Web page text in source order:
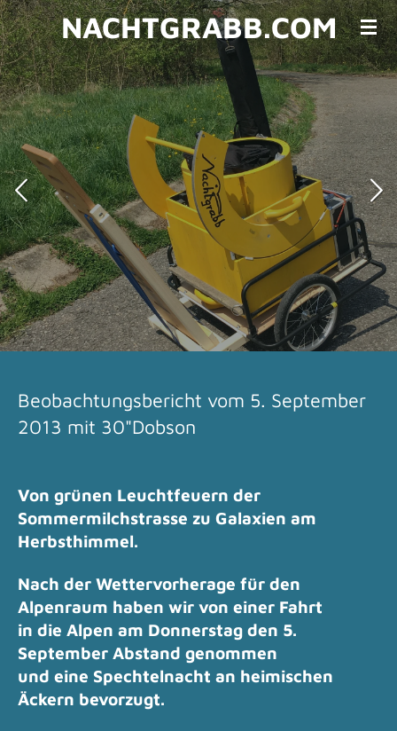
Zum
Hauptinhalt
springen
NACHTGRABB.COM
Beobachtungsbericht vom 5. September
2013 mit 30"Dobson
Von grünen Leuchtfeuern der
Sommermilchstrasse zu Galaxien am
Herbsthimmel.
Nach der Wettervorherage für den
Alpenraum haben wir von einer Fahrt
in die Alpen am Donnerstag den 5.
September Abstand genommen
und eine Spechtelnacht an heimischen
Äckern bevorzugt.